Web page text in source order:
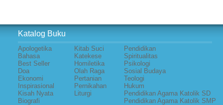
Katalog Buku
Apologetika Kitab Suci
Pendidikan
Bahasa
Katekese
Spiritualitas
Best Seller
Homiletika
Psikologi
Doa
Olah Raga
Sosial Budaya
Ekonomi
Pertanian
Teologi
Inspirasional
Pernikahan
Hukum
Kisah Nyata
Liturgi
Pendidikan Agama Katolik SD
Biografi
Pendidikan Agama Katolik SMP